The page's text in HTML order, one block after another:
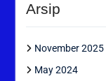
Arsip
November 2025
May 2024